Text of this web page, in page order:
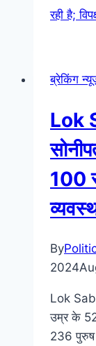
रही है;
ब्रेकिंग
Lok
100
By
2024
Lok
उम्र के
236 पुरुष